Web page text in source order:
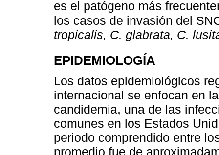
es el patógeno más
los casos de invasión del
tropicalis, C. glabrata, C.
EPIDEMIOLOGÍA
Los datos epidemiológicos
internacional se enfocan en
candidemia, una de las
comunes en los Estados
periodo comprendido entre
promedio fue de